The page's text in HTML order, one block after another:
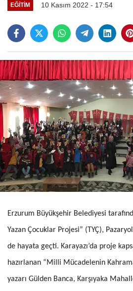
EĞITIM 10 Kasım 2022 - 17:54
Erzurum Büyükşehir Belediyesi
Yazan Çocuklar Projesi” (TYÇ),
de hayata geçti. Karayazı’da proje
hazırlanan “Milli Mücadelenin
yazarı Gülden Banca, Karşıyaka